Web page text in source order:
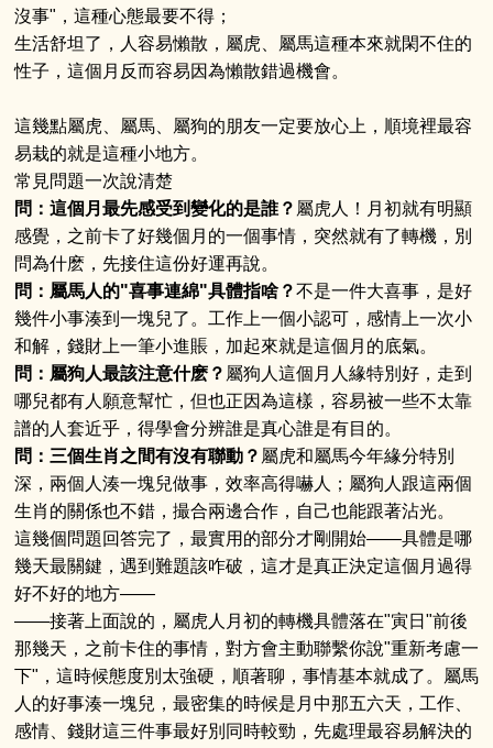
沒事"，這種心態最要不得；
生活舒坦了，人容易懶散，屬虎、屬馬這種本來就閑不住的
性子，這個月反而容易因為懶散錯過機會。
這幾點屬虎、屬馬、屬狗的朋友一定要放心上，順境裡最容
易栽的就是這種小地方。
常見問題一次說清楚
問：這個月最先感受到變化的是誰？ 屬虎人！月初就有明顯
感覺，之前卡了好幾個月的一個事情，突然就有了轉機，別
問為什麽，先接住這份好運再說。
問：屬馬人的"喜事連綿"具體指啥？不是一件大喜事，是好
幾件小事湊到一塊兒了。工作上一個小認可，感情上一次小
和解，錢財上一筆小進賬，加起來就是這個月的底氣。
問：屬狗人最該注意什麽？ 屬狗人這個月人緣特別好，走到
哪兒都有人願意幫忙，但也正因為這樣，容易被一些不太靠
譜的人套近乎，得學會分辨誰是真心誰是有目的。
問：三個生肖之間有沒有聯動？ 屬虎和屬馬今年緣分特別
深，兩個人湊一塊兒做事，效率高得嚇人；屬狗人跟這兩個
生肖的關係也不錯，撮合兩邊合作，自己也能跟著沾光。
這幾個問題回答完了，最實用的部分才剛開始——具體是哪
幾天最關鍵，遇到難題該咋破，這才是真正決定這個月過得
好不好的地方——
——接著上面說的，屬虎人月初的轉機具體落在"寅日"前後
那幾天，之前卡住的事情，對方會主動聯繫你說"重新考慮一
下"，這時候態度別太強硬，順著聊，事情基本就成了。屬馬
人的好事湊一塊兒，最密集的時候是月中那五六天，工作、
感情、錢財這三件事最好別同時較勁，先處理最容易解決的